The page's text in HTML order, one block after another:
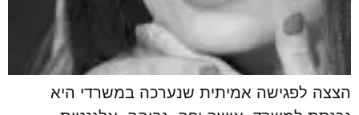
הצצה לפגישה אמיתית שנערכה במשרדי היא